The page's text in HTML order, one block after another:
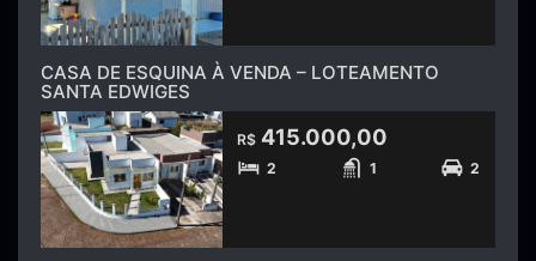
CASA DE ESQUINA À VENDA – LOTEAMENTO
SANTA EDWIGES
R$ 415.000,00
2 1 2